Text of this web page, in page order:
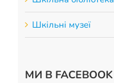
Шкільні музеї
МИ В FACEBOOK